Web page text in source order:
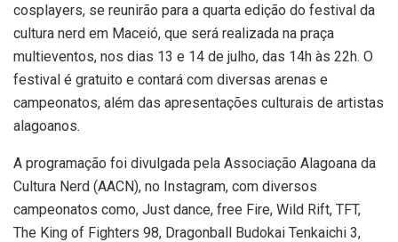
cosplayers, se reunirão para a quarta edição do festival da
cultura nerd em Maceió, que será realizada na praça
multieventos, nos dias 13 e 14 de julho, das 14h às 22h. O
festival é gratuito e contará com diversas arenas e
campeonatos, além das apresentações culturais de artistas
alagoanos.
A programação foi divulgada pela Associação Alagoana da
Cultura Nerd (AACN), no Instagram, com diversos
campeonatos como, Just dance, free Fire, Wild Rift, TFT,
The King of Fighters 98, Dragonball Budokai Tenkaichi 3,